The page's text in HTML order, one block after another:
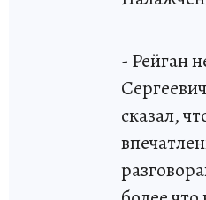
- Рейган
сказал,